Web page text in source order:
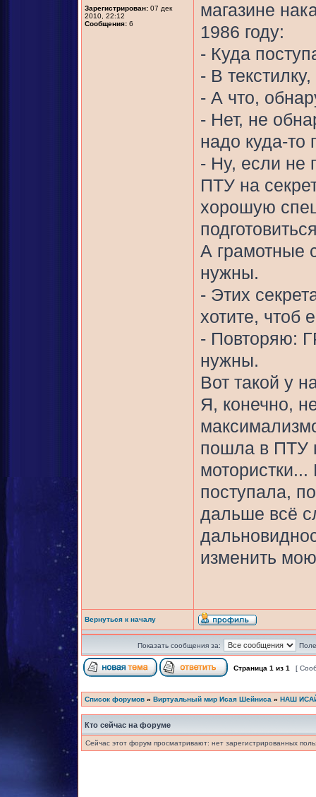
Зарегистрирован: 07 дек
2010, 22:12
Сообщения: 6
магазине
1986 году:
- Куда
- В
- А что,
- Нет, не
надо куда-то
- Ну, если не
ПТУ на
хорошую
А грамотные
нужны.
- Этих
хотите, чтоб
- Повторяю:
нужны.
Вот такой у
Я, конечно,
пошла в ПТУ
мотористки...
поступала,
дальше всё
изменить
Вернуться к началу
Показать сообщения за:
Страница 1 из 1 [
Список форумов » Виртуальный мир Исая Шейниса » НАШ
Кто сейчас на форуме
Сейчас этот форум просматривают: нет зарегистрированных